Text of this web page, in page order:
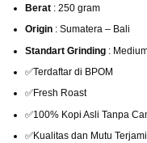
Berat : 250 gram
Origin : Sumatera – Bali
Standart Grinding :
✅Terdaftar di BPOM
✅Fresh Roast
✅100% Kopi Asli Tanpa
✅Kualitas dan Mutu